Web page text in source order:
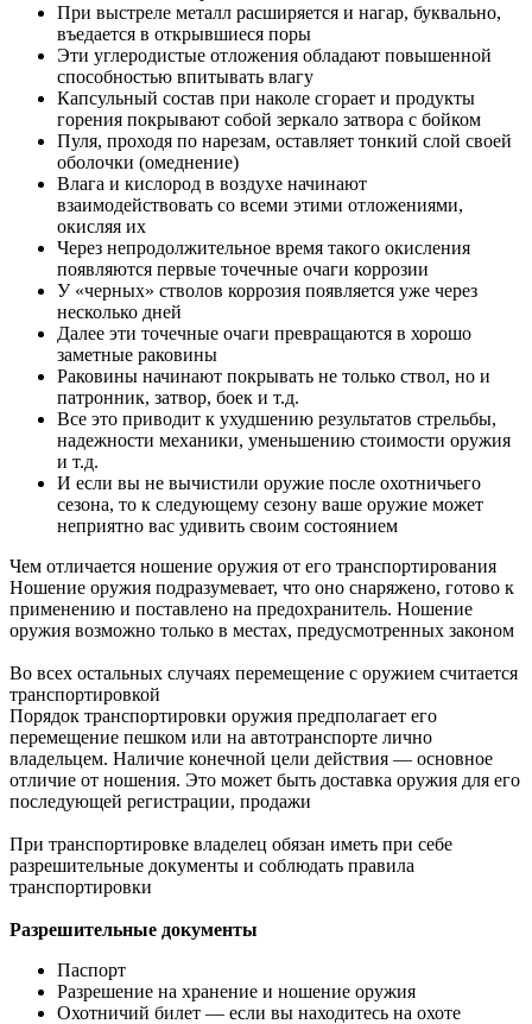
При выстреле металл расширяется и нагар, буквально,
въедается в открывшиеся поры
Эти углеродистые отложения обладают повышенной
способностью впитывать влагу
Капсульный состав при наколе сгорает и продукты
горения покрывают собой зеркало затвора с бойком
Пуля, проходя по нарезам, оставляет тонкий слой своей
оболочки (омеднение)
Влага и кислород в воздухе начинают
взаимодействовать со всеми этими отложениями,
окисляя их
Через непродолжительное время такого окисления
появляются первые точечные очаги коррозии
У «черных» стволов коррозия появляется уже через
несколько дней
Далее эти точечные очаги превращаются в хорошо
заметные раковины
Раковины начинают покрывать не только ствол, но и
патронник, затвор, боек и т.д.
Все это приводит к ухудшению результатов стрельбы,
надежности механики, уменьшению стоимости оружия
и т.д.
И если вы не вычистили оружие после охотничьего
сезона, то к следующему сезону ваше оружие может
неприятно вас удивить своим состоянием
Чем отличается ношение оружия от его транспортирования
Ношение оружия подразумевает, что оно снаряжено, готово к
применению и поставлено на предохранитель. Ношение
оружия возможно только в местах, предусмотренных законом
Во всех остальных случаях перемещение с оружием считается
транспортировкой
Порядок транспортировки оружия предполагает его
перемещение пешком или на автотранспорте лично
владельцем. Наличие конечной цели действия — основное
отличие от ношения. Это может быть доставка оружия для его
последующей регистрации, продажи
При транспортировке владелец обязан иметь при себе
разрешительные документы и соблюдать правила
транспортировки
Разрешительные документы
Паспорт
Разрешение на хранение и ношение оружия
Охотничий билет — если вы находитесь на охоте